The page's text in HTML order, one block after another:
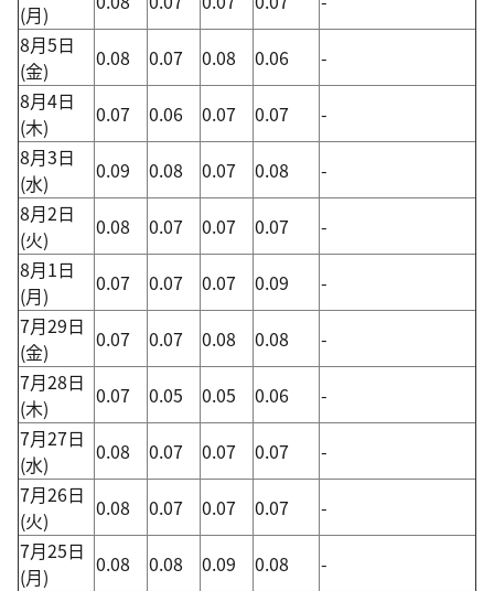
(月)
8月5日
(金)
0.08 0.07 0.08 0.06
-
8月4日
(木)
0.07 0.06 0.07 0.07
-
8月3日
(水)
0.09 0.08 0.07 0.08
-
8月2日
(火)
0.08 0.07 0.07 0.07
-
8月1日
(月)
0.07 0.07 0.07 0.09
-
7月29日
(金)
0.07 0.07 0.08 0.08
-
7月28日
(木)
0.07 0.05 0.05 0.06
-
7月27日
(水)
0.08 0.07 0.07 0.07
-
7月26日
(火)
0.08 0.07 0.07 0.07
-
7月25日
(月)
0.08 0.08 0.09 0.08
-